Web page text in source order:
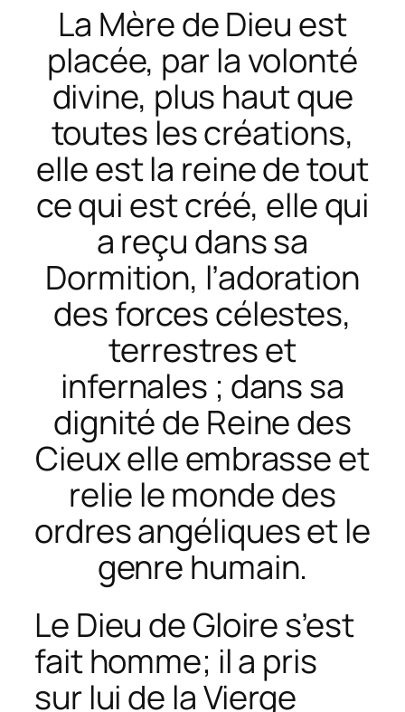
La Mère de Dieu est
placée, par la volonté
divine, plus haut que
toutes les créations,
elle est la reine de tout
ce qui est créé, elle qui
a reçu dans sa
Dormition, l’adoration
des forces célestes,
terrestres et
infernales ; dans sa
dignité de Reine des
Cieux elle embrasse et
relie le monde des
ordres angéliques et le
genre humain.
Le Dieu de Gloire s’est
fait homme; il a pris
sur lui de la Vierge